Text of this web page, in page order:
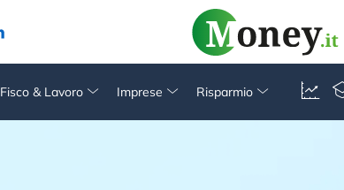
Fisco & Lavoro Imprese Risparmio